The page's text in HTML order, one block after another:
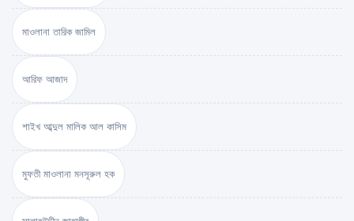
মাওলানা তারিক জামিল
আরিফ আজাদ
শাইখ আব্দুল মালিক আল কাসিম
মুফতী মাওলানা মনসূরুল হক